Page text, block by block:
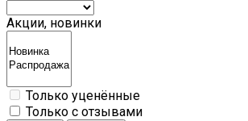
Акции, новинки
Только уценённые
Только с отзывами